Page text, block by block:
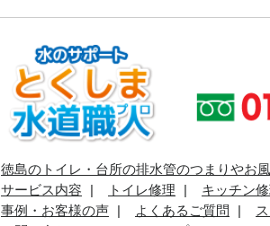
徳島のトイレ・台所の排水管のつまりやお
サービス内容
トイレ修理 キッチン
事例・お客様の声
よくあるご質問